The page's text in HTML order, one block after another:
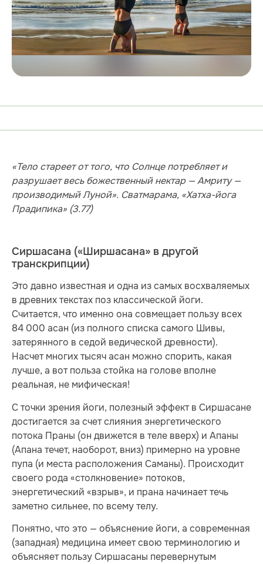
«Тело стареет от того, что Солнце потребляет и
разрушает весь божественный нектар — Амриту —
производимый Луной». Сватмарама, «Хатха-йога
Прадипика» (3.77)
Сиршасана («Ширшасана» в другой
транскрипции)
Это давно известная и одна из самых восхваляемых
в древних текстах поз классической йоги.
Считается, что именно она совмещает пользу всех
84 000 асан (из полного списка самого Шивы,
затерянного в седой ведической древности).
Насчет многих тысяч асан можно спорить, какая
лучше, а вот польза стойка на голове вполне
реальная, не мифическая!
С точки зрения йоги, полезный эффект в Сиршасане
достигается за счет слияния энергетического
потока Праны (он движется в теле вверх) и Апаны
(Апана течет, наоборот, вниз) примерно на уровне
пупа (и места расположения Саманы). Происходит
своего рода «столкновение» потоков,
энергетический «взрыв», и прана начинает течь
заметно сильнее, по всему телу.
Понятно, что это — объяснение йоги, а современная
(западная) медицина имеет свою терминологию и
объясняет пользу Сиршасаны перевернутым